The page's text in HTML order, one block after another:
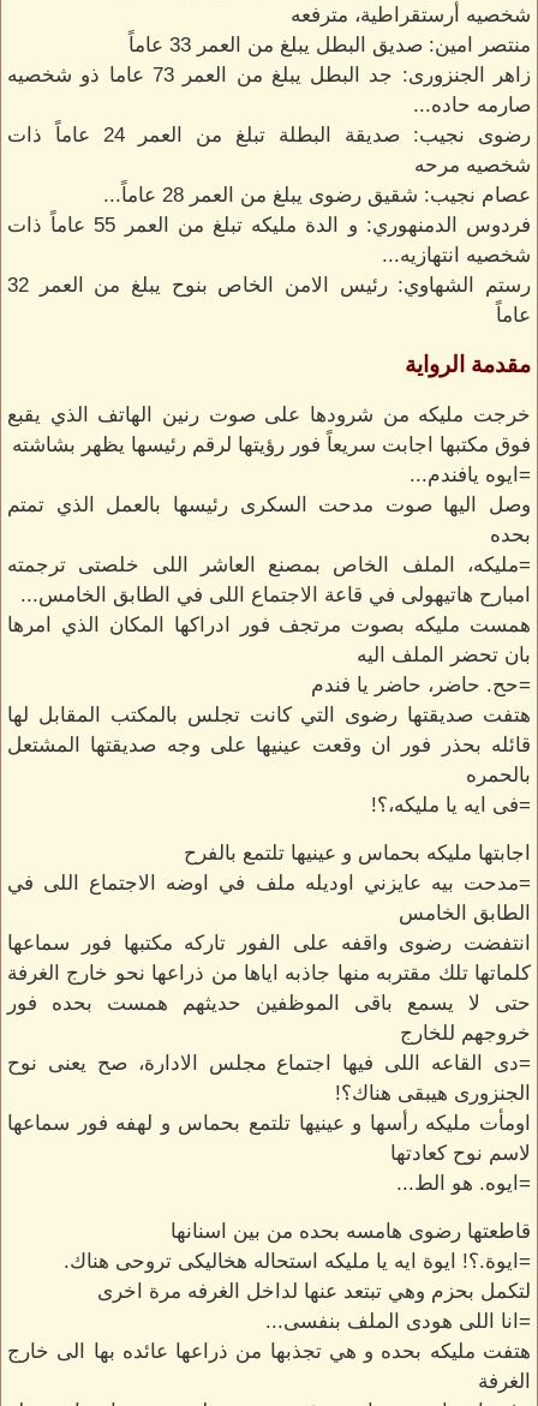
شخصيه أرستقراطية، مترفعه
منتصر امين: صديق البطل يبلغ من العمر 33 عاماً
زاهر الجنزورى: جد البطل يبلغ من العمر 73 عاما ذو شخصيه
صارمه حاده...
رضوى نجيب: صديقة البطلة تبلغ من العمر 24 عاماً ذات
شخصيه مرحه
عصام نجيب: شقيق رضوى يبلغ من العمر 28 عاماً...
فردوس الدمنهوري: و الدة مليكه تبلغ من العمر 55 عاماً ذات
شخصيه انتهازيه...
رستم الشهاوي: رئيس الامن الخاص بنوح يبلغ من العمر 32
عاماً
مقدمة الرواية
خرجت مليكه من شرودها على صوت رنين الهاتف الذي يقبع
فوق مكتبها اجابت سريعاً فور رؤيتها لرقم رئيسها يظهر بشاشته
=ايوه يافندم...
وصل اليها صوت مدحت السكرى رئيسها بالعمل الذي تمتم
بحده
=مليكه، الملف الخاص بمصنع العاشر اللى خلصتى ترجمته
امبارح هاتيهولى في قاعة الاجتماع اللى في الطابق الخامس...
همست مليكه بصوت مرتجف فور ادراكها المكان الذي امرها
بان تحضر الملف اليه
=حح. حاضر، حاضر يا فندم
هتفت صديقتها رضوى التي كانت تجلس بالمكتب المقابل لها
قائله بحذر فور ان وقعت عينيها على وجه صديقتها المشتعل
بالحمره
=فى ايه يا مليكه،؟!
اجابتها مليكه بحماس و عينيها تلتمع بالفرح
=مدحت بيه عايزني اوديله ملف في اوضه الاجتماع اللى في
الطابق الخامس
انتفضت رضوى واقفه على الفور تاركه مكتبها فور سماعها
كلماتها تلك مقتربه منها جاذبه اياها من ذراعها نحو خارج الغرفة
حتى لا يسمع باقى الموظفين حديثهم همست بحده فور
خروجهم للخارج
=دى القاعه اللى فيها اجتماع مجلس الادارة، صح يعنى نوح
الجنزورى هيبقى هناك؟!
اومأت مليكه رأسها و عينيها تلتمع بحماس و لهفه فور سماعها
لاسم نوح كعادتها
=ايوه. هو الط...
قاطعتها رضوى هامسه بحده من بين اسنانها
=ايوة.؟! ايوة ايه يا مليكه استحاله هخاليكى تروحى هناك.
لتكمل بحزم وهي تبتعد عنها لداخل الغرفه مرة اخرى
=انا اللى هودى الملف بنفسى...
هتفت مليكه بحده و هي تجذبها من ذراعها عائده بها الى خارج
الغرفة